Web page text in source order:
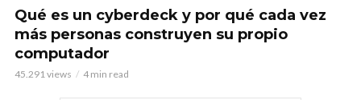
Qué es un cyberdeck y por qué cada vez
más personas construyen su propio
computador
45.291 views 4 min read